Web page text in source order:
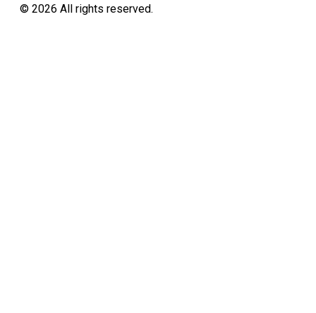
© 2026 All rights reserved.